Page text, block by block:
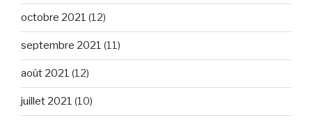
octobre 2021 (12)
septembre 2021 (11)
août 2021 (12)
juillet 2021 (10)